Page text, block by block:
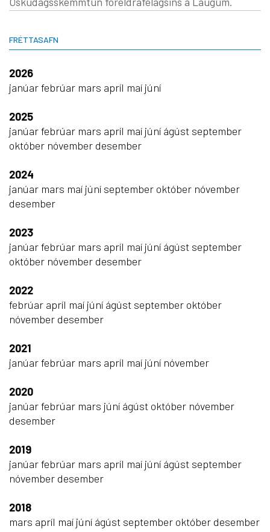
FRÉTTASAFN
2026
janúarfebrúar mars apríl maí júní
2025
janúarfebrúar mars apríl maí júní ágúst september
október nóvember desember
2024
janúar mars maí júní september október nóvember
desember
2023
janúarfebrúar mars apríl maí júní ágúst september
október nóvember desember
2022
febrúar apríl maí júní ágúst september október
nóvember desember
2021
janúarfebrúar mars apríl maí júní nóvember
2020
janúarfebrúar mars júní ágúst október nóvember
desember
2019
janúarfebrúar mars apríl maí júní ágúst september
nóvember desember
2018
mars apríl maí júní ágúst september október desember